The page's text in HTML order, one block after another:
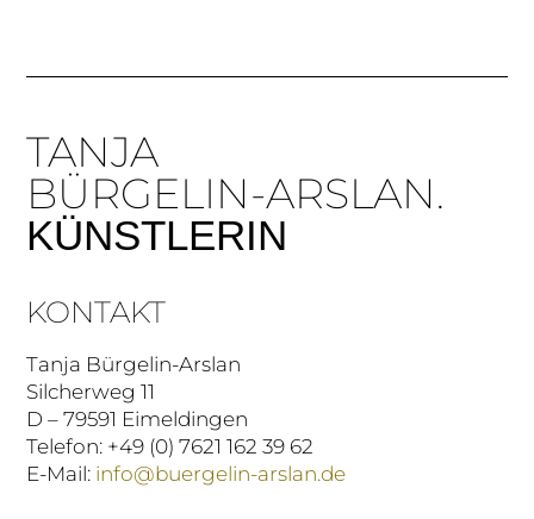
TANJA
BÜRGELIN-ARSLAN.
KÜNSTLERIN
KONTAKT
Tanja Bürgelin-Arslan
Silcherweg 11
D – 79591 Eimeldingen
Telefon: +49 (0) 7621 162 39 62
E-Mail: info@buergelin-arslan.de